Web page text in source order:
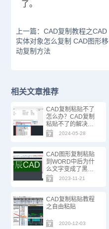
了。
上一篇：CAD复制教程之CAD
实体对象怎么复制 CAD图形移
动复制方法
相关文章推荐
CAD复制粘贴不了
怎么办？CAD复制
粘贴不了的解决办
法
2024-05-28
CAD图形复制粘贴
到WORD中后为什
么文字变成了黑
块？
2023-11-21
CAD复制粘贴教程
之自由粘贴
2020-12-03